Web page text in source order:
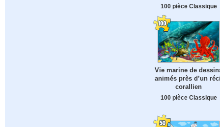
100 pièce Classique
Vie marine de
animés près d’un
corallien
100 pièce Classique